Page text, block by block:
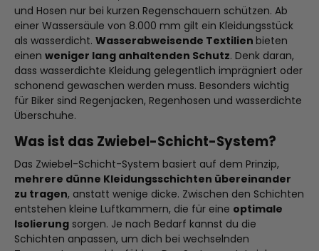
und Hosen nur bei kurzen Regenschauern schützen. Ab
einer Wassersäule von 8.000 mm gilt ein Kleidungsstück
als wasserdicht. Wasserabweisende Textilien bieten
einen weniger lang anhaltenden Schutz. Denk daran,
dass wasserdichte Kleidung gelegentlich imprägniert oder
schonend gewaschen werden muss. Besonders wichtig
für Biker sind Regenjacken, Regenhosen und wasserdichte
Überschuhe.
Was ist das Zwiebel-Schicht-System?
Das Zwiebel-Schicht-System basiert auf dem Prinzip,
mehrere dünne Kleidungsschichten übereinander
zu tragen, anstatt wenige dicke. Zwischen den Schichten
entstehen kleine Luftkammern, die für eine optimale
Isolierung sorgen. Je nach Bedarf kannst du die
Schichten anpassen, um dich bei wechselnden